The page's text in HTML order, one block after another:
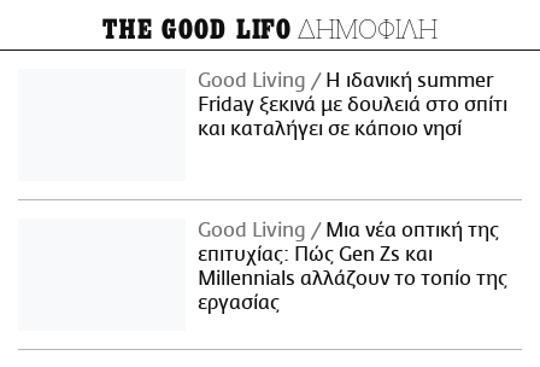
THE GOOD LIFO ΔΗΜΟΦΙΛΗ
Good Living
Η ιδανική summer
Friday ξεκινά με δουλειά στο σπίτι
και καταλήγει σε κάποιο νησί
Good Living
Μια νέα οπτική της
επιτυχίας: Πώς Gen Zs και
Millennials αλλάζουν το τοπίο της
εργασίας